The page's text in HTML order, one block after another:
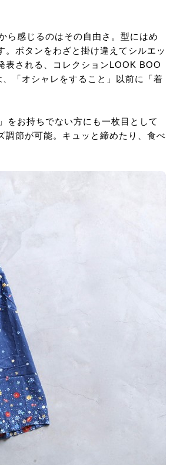
ら感じるのはその自由さ。型にはめ
ボタンをわざと掛け違えてシルエッ
表される、コレクションLOOK BOO
「オシャレをすること」以前に「着
お持ちでない方にも一枚目として
調節が可能。キュッと締めたり、食べ